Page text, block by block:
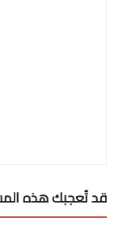
قد تُعجبك هذه